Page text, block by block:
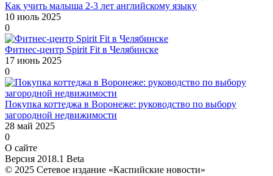
Как учить малыша 2-3 лет английскому языку
10 июль 2025
0
Фитнес-центр Spirit Fit в Челябинске
17 июнь 2025
0
Покупка коттеджа в Воронеже: руководство по выбору
загородной недвижимости
28 май 2025
0
О сайте
Версия 2018.1 Beta
© 2025 Сетевое издание «Каспийские новости»